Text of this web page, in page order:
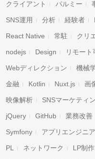
クライアント パルミー
SNS運用 分析 経験者
React Native 常駐 クリ
nodejs Design リモート
Webディレクション 機械
金融 Kotlin Nuxt.js 画
映像解析 SNSマーケティ
jQuery GitHub 業務改善
Symfony アプリエンジニア
PL ネットワーク LP制作